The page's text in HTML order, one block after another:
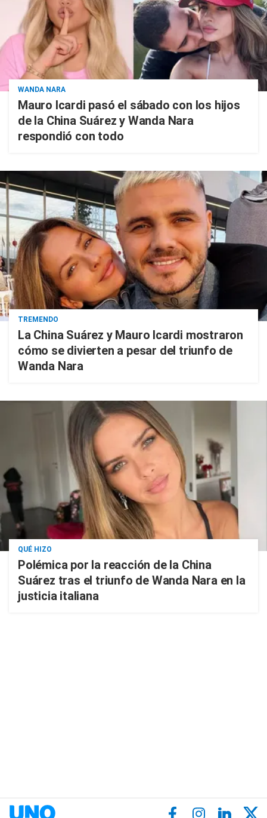
WANDA NARA
Mauro Icardi pasó el sábado con los hijos
de la China Suárez y Wanda Nara
respondió con todo
TREMENDO
La China Suárez y Mauro Icardi mostraron
cómo se divierten a pesar del triunfo de
Wanda Nara
QUÉ HIZO
Polémica por la reacción de la China
Suárez tras el triunfo de Wanda Nara en la
justicia italiana